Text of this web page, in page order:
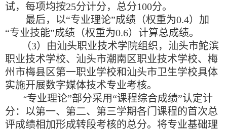
试，每项均按25分计分，总分100分。
最后，以“专业理论”成绩（权重为0.4）加
“专业技能”成绩（权重为0.6）计算总成绩。
（3）由汕头职业技术学院组织，汕头市鮀滨
职业技术学校、汕头市潮南区职业技术学校、梅
州市梅县区第一职业学校和汕头市卫生学校具体
实施开展数字媒体技术专业考核。
“专业理论”部分采用“课程综合成绩”认定计
分：以第一、第二、第三学期各门课程的首次总
评成绩相加形成转段考核的总分。将专业基础理